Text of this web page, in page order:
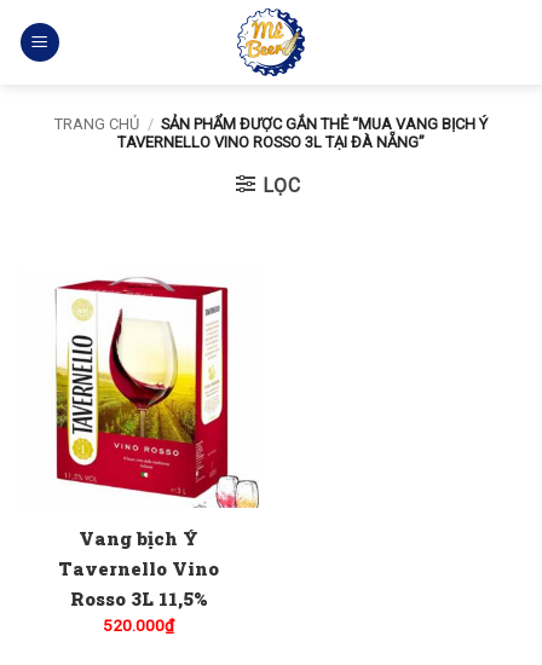
qua
TRANG CHỦ / SẢN PHẨM ĐƯỢC GẮN THẺ “MUA VANG BỊCH Ý
TAVERNELLO VINO ROSSO 3L TẠI ĐÀ NẴNG”
LỌC
Vang bịch Ý
Tavernello Vino
Rosso 3L 11,5%
520.000₫